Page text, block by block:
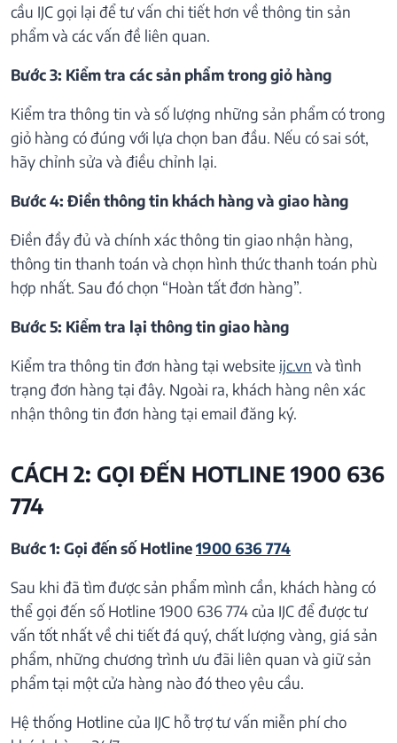
cầu IJC gọi lại để tư vấn chi tiết hơn về thông tin sản
phẩm và các vấn đề liên quan.
Bước 3: Kiểm tra các sản phẩm trong giỏ hàng
Kiểm tra thông tin và số lượng những sản phẩm có trong
giỏ hàng có đúng với lựa chọn ban đầu. Nếu có sai sót,
hãy chỉnh sửa và điều chỉnh lại.
Bước 4: Điền thông tin khách hàng và giao hàng
Điền đầy đủ và chính xác thông tin giao nhận hàng,
thông tin thanh toán và chọn hình thức thanh toán phù
hợp nhất. Sau đó chọn “Hoàn tất đơn hàng”.
Bước 5: Kiểm tra lại thông tin giao hàng
Kiểm tra thông tin đơn hàng tại website ijc.vn và tình
trạng đơn hàng tại đây. Ngoài ra, khách hàng nên xác
nhận thông tin đơn hàng tại email đăng ký.
CÁCH 2: GỌI ĐẾN HOTLINE 1900 636
774
Bước 1: Gọi đến số Hotline1900 636 774
Sau khi đã tìm được sản phẩm mình cần, khách hàng có
thể gọi đến số Hotline 1900 636 774 của IJC để được tư
vấn tốt nhất về chi tiết đá quý, chất lượng vàng, giá sản
phẩm, những chương trình ưu đãi liên quan và giữ sản
phẩm tại một cửa hàng nào đó theo yêu cầu.
Hệ thống Hotline của IJC hỗ trợ tư vấn miễn phí cho